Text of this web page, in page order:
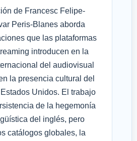
de Francesc Felipe-
Peris-Blanes aborda
que las plataformas
introducen en la
del audiovisual
la presencia cultural del
Unidos. El trabajo
de la hegemonía
del inglés, pero
catálogos globales, la